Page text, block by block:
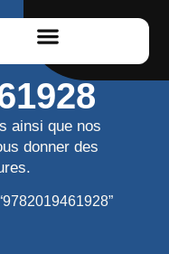
ainsi que nos
donner des